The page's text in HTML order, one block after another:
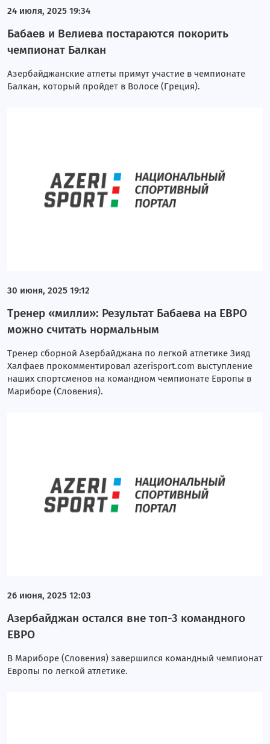
24 июля, 2025 19:34
Бабаев и Велиева постараются покорить
чемпионат Балкан
Азербайджанские атлеты примут участие в чемпионате
Балкан, который пройдет в Волосе (Греция).
30 июня, 2025 19:12
Тренер «милли»: Результат Бабаева на ЕВРО
можно считать нормальным
Тренер сборной Азербайджана по легкой атлетике Зияд
Халфаев прокомментировал azerisport.com выступление
наших спортсменов на командном чемпионате Европы в
Мариборе (Словения).
26 июня, 2025 12:03
Азербайджан остался вне топ-3 командного
ЕВРО
В Мариборе (Словения) завершился командный чемпионат
Европы по легкой атлетике.